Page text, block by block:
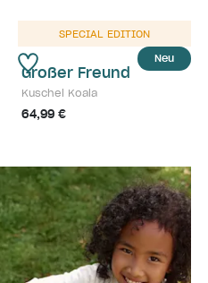
Neu
SPECIAL EDITION
Großer Freund
Kuschel Koala
64,99 €